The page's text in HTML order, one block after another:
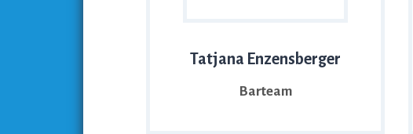
Tatjana Enzensberger
Barteam